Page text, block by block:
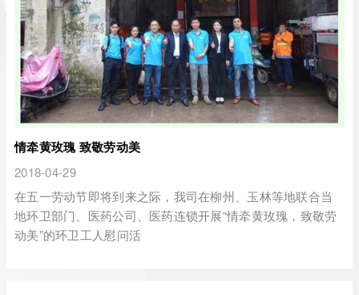
情牵黄玫瑰 致敬劳动美
2018-04-29
在五一劳动节即将到来之际，我司在柳州、玉林等地联合当
地环卫部门、医药公司、医药连锁开展“情牵黄玫瑰，致敬劳
动美”的环卫工人慰问活